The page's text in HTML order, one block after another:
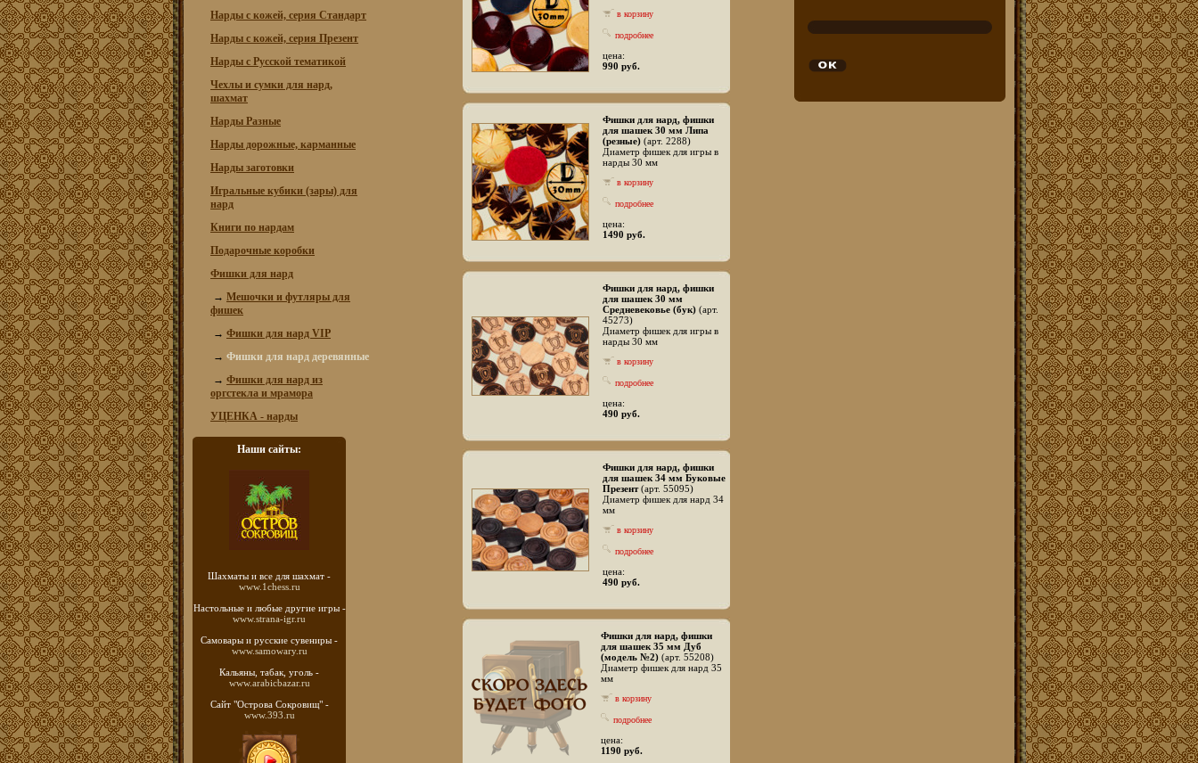
Нарды с кожей, серия Стандарт
Нарды с кожей, серия Презент
Нарды с Русской тематикой
Чехлы и сумки для нард,
шахмат
Нарды Разные
Нарды дорожные, карманные
Нарды заготовки
Игральные кубики (зары) для
нард
Книги по нардам
Подарочные коробки
Фишки для нард
→ Мешочки и футляры для
фишек
→ Фишки для нард VIP
→ Фишки для нард деревянные
→ Фишки для нард из
оргстекла и мрамора
УЦЕНКА - нарды
Наши сайты:
Шахматы и все для шахмат -
www.1chess.ru
Настольные и любые другие игры -
www.strana-igr.ru
Самовары и русские сувениры -
www.samowary.ru
Кальяны, табак, уголь -
www.arabicbazar.ru
Сайт "Острова Сокровищ" -
www.393.ru
в корзину
подробнее
цена:
990 руб.
Фишки для нард, фишки
для шашек 30 мм Липа
(резные) (арт. 2288)
Диаметр фишек для игры в
нарды 30 мм
в корзину
подробнее
цена:
1490 руб.
Фишки для нард, фишки
для шашек 30 мм
Средневековье (бук) (арт.
45273)
Диаметр фишек для игры в
нарды 30 мм
в корзину
подробнее
цена:
490 руб.
Фишки для нард, фишки
для шашек 34 мм Буковые
Презент(арт. 55095)
Диаметр фишек для нард 34
мм
в корзину
подробнее
цена:
490 руб.
Фишки для нард, фишки
для шашек 35 мм Дуб
(модель №2) (арт. 55208)
Диаметр фишек для нард 35
мм
в корзину
подробнее
цена:
1190 руб.